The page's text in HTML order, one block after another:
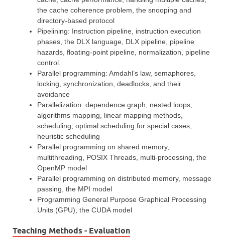
the cache coherence problem, the snooping and
directory-based protocol
Pipelining: Instruction pipeline, instruction execution
phases, the DLX language, DLX pipeline, pipeline
hazards, floating-point pipeline, normalization, pipeline
control.
Parallel programming: Amdahl’s law, semaphores,
locking, synchronization, deadlocks, and their
avoidance
Parallelization: dependence graph, nested loops,
algorithms mapping, linear mapping methods,
scheduling, optimal scheduling for special cases,
heuristic scheduling
Parallel programming on shared memory,
multithreading, POSIX Threads, multi-processing, the
OpenMP model
Parallel programming on distributed memory, message
passing, the MPI model
Programming General Purpose Graphical Processing
Units (GPU), the CUDA model
Teaching Methods - Evaluation